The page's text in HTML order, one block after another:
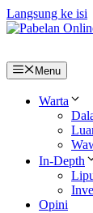
Langsung ke isi
Menu
Warta
In-Depth
Opini